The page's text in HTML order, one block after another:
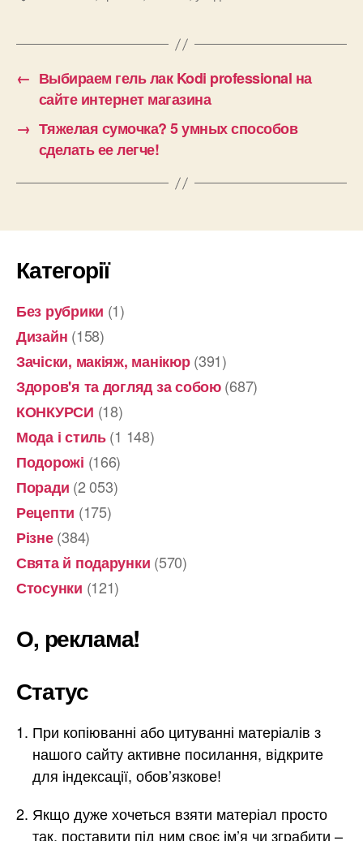
← Выбираем гель лак Kodi professional на
сайте интернет магазина
→ Тяжелая сумочка? 5 умных способов
сделать ее легче!
Категорії
Без рубрики (1)
Дизайн (158)
Зачіски, макіяж, манікюр(391)
Здоров'я та догляд за собою(687)
КОНКУРСИ (18)
Мода і стиль(1 148)
Подорожі (166)
Поради (2 053)
Рецепти (175)
Різне(384)
Свята й подарунки (570)
Стосунки (121)
О, реклама!
Статус
При копіюванні або цитуванні матеріалів з
нашого сайту активне посилання, відкрите
для індексації, обов’язкове!
Якщо дуже хочеться взяти матеріал просто
так, поставити під ним своє ім’я чи зграбити –